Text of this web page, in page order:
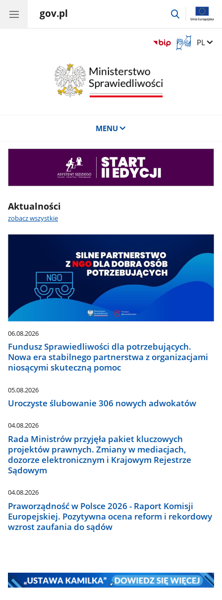
gov.pl
przejdź
Otwórz
okno
Zmień
PL
MENU
Aktualności
zobacz wszystkie
06.08.2026
Fundusz Sprawiedliwości dla potrzebujących.
Nowa era stabilnego partnerstwa z organizacjami
niosącymi skuteczną pomoc
05.08.2026
Uroczyste ślubowanie 306 nowych adwokatów
04.08.2026
Rada Ministrów przyjęła pakiet kluczowych
projektów prawnych. Zmiany w mediacjach,
dozorze elektronicznym i Krajowym Rejestrze
Sądowym
04.08.2026
Praworządność w Polsce 2026 - Raport Komisji
Europejskiej. Pozytywna ocena reform i rekordowy
wzrost zaufania do sądów